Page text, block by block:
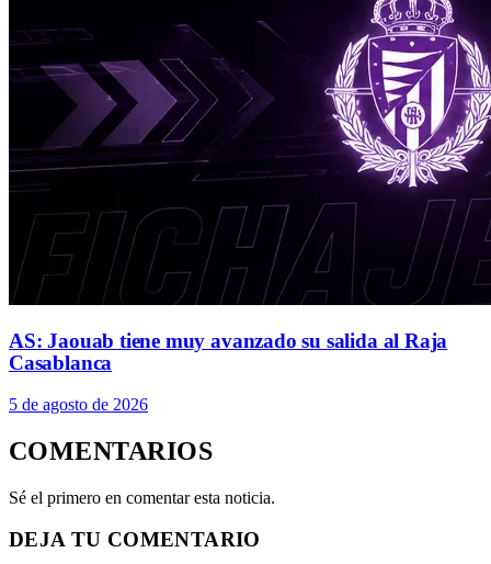
AS: Jaouab tiene muy avanzado su salida al Raja
Casablanca
5 de agosto de 2026
COMENTARIOS
Sé el primero en comentar esta noticia.
DEJA TU COMENTARIO